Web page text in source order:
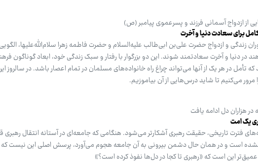
از ازدواج آسمانی فرزند و پسرعموی پیامبر (ص)
برای سعادت دنیا و آخرت
زندگی و ازدواج حضرت علی‌بن ابی‌طالب علیه‌السلام و حضرت فاطمه زهرا سلام‌الله‌علیها،
در دنیا و آخرت سعادتمند شوند. این دو بزرگوار با رفتار و سبک زندگی خود، ابعاد گوناگون
تأمل در هر یک از آنها می‌تواند چراغ راه خانواده‌های مسلمان در تمام اعصار باشد. در سالروز
مرور می‌کنیم تا شاید درس‌هایی از آن بیاموزیم.
هزاران دل ادامه یافت
یک امت
فترت تاریخی، حقیقت رهبری آشکارتر می‌شود. هنگامی که جامعه‌ای در آستانه انتقال رهبری
است و در همان حال دشمن بیرونی به آن جامعه هجوم می‌آورد، پرسش اصلی این نیست که
این است که «رهبری تا کجا در دل‌ها نفوذ کرده است؟»